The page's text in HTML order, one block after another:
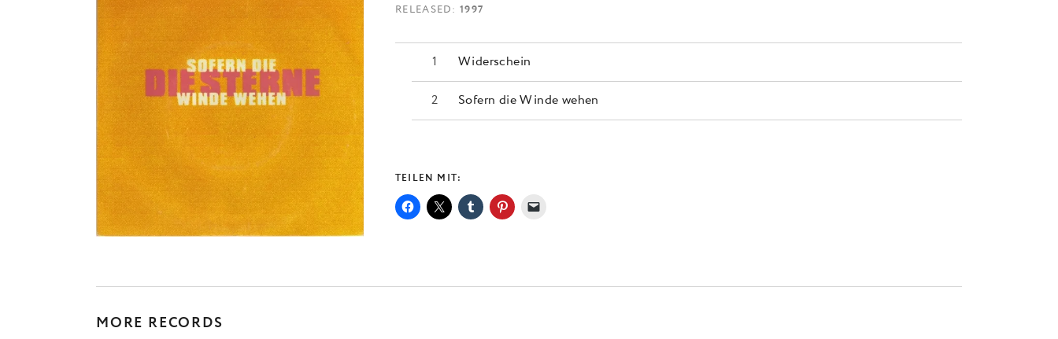
RELEASED 1997
Widerschein
Sofern die Winde wehen
TEILEN MIT:
MORE RECORDS